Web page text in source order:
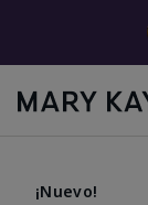
¡Nuevo!